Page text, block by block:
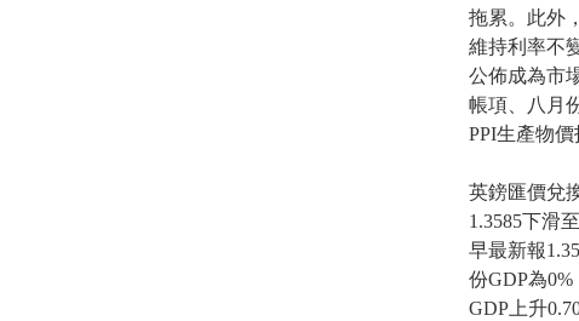
拖累。此外
維持利率不
公佈成為市
帳項、八月
PPI生產物價
英鎊匯價兌
1.3585下滑
早最新報
份GDP為
GDP上升